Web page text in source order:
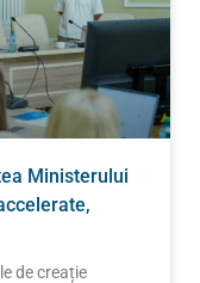
Ministerului
de creație